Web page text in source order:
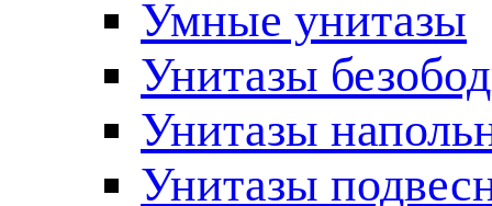
Умные унитазы
Унитазы
Унитазы
Унитазы